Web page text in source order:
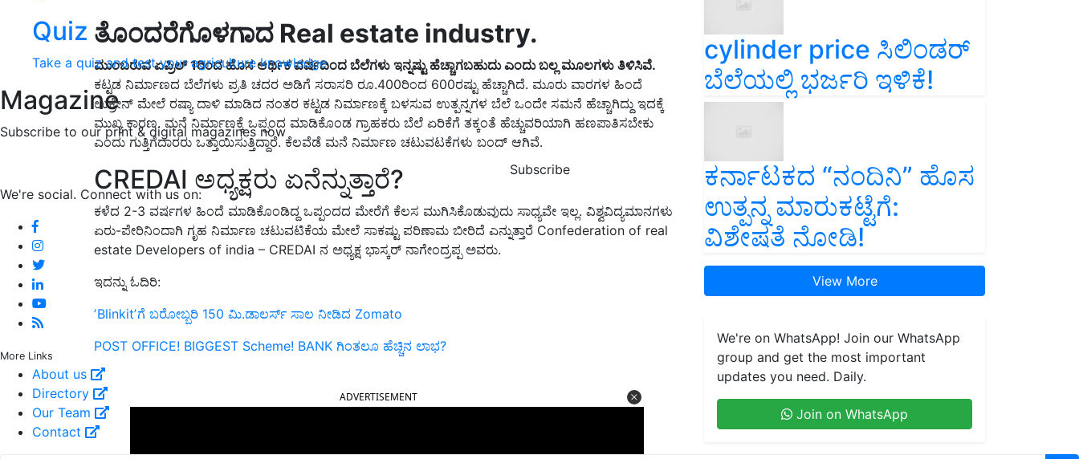
Quiz
Take a quiz and test your agriculture knowledge
Magazine
Subscribe to our print & digital magazines now
Subscribe
We're social. Connect with us on:
More Links
About us
Directory
Our Team
Contact
ತೊಂದರೆಗೊಳಗಾದ Real estate industry.
ಮುಂಬರುವಏಪ್ರಿಲ್1ರಿಂದ ಹೊಸ ಆರ್ಥಿಕ ವರ್ಷದಿಂದ ಬೆಲೆಗಳು ಇನ್ನಷ್ಟು ಹೆಚ್ಚಾಗಬಹುದು ಎಂದುಬಲ್ಲ ಮೂಲಗಳು ತಿಳಿಸಿವೆ.
ಕಟ್ಟಡ ನಿರ್ಮಾಣದ ಬೆಲೆಗಳು ಪ್ರತಿ ಚದರ ಅಡಿಗೆ ಸರಾಸರಿ ರೂ.400ರಿಂದ 600ರಷ್ಟು ಹೆಚ್ಚಾಗಿದೆ. ಮೂರು ವಾರಗಳ ಹಿಂದೆ
ಉಕ್ರೇನ್ ಮೇಲೆ ರಷ್ಯಾ ದಾಳಿ ಮಾಡಿದ ನಂತರ ಕಟ್ಟಡ ನಿರ್ಮಾಣಕ್ಕೆ ಬಳಸುವ ಉತ್ಪನ್ನಗಳ ಬೆಲೆ ಒಂದೇ ಸಮನೆ ಹೆಚ್ಚಾಗಿದ್ದು ಇದಕ್ಕೆ
ಮುಖ್ಯ ಕಾರಣ. ಮನೆ ನಿರ್ಮಾಣಕ್ಕೆ ಒಪ್ಪಂದ ಮಾಡಿಕೊಂಡ ಗ್ರಾಹಕರು ಬೆಲೆ ಏರಿಕೆಗೆ ತಕ್ಕಂತೆ ಹೆಚ್ಚುವರಿಯಾಗಿ ಹಣಪಾತಿಸಬೇಕು
ಎಂದು ಗುತ್ತಿಗೆದಾರರು ಒತ್ತಾಯಿಸುತ್ತಿದ್ದಾರೆ. ಕೆಲವೆಡೆ ಮನೆ ನಿರ್ಮಾಣ ಚಟುವಟಕೆಗಳು ಬಂದ್‌ ಆಗಿವೆ.
CREDAI ಅಧ್ಯಕ್ಷರು ಏನೆನ್ನುತ್ತಾರೆ?
ಕಳೆದ 2-3 ವರ್ಷಗಳ ಹಿಂದೆ ಮಾಡಿಕೊಂಡಿದ್ದ ಒಪ್ಪಂದದ ಮೇರೆಗೆ ಕೆಲಸ ಮುಗಿಸಿಕೊಡುವುದು ಸಾಧ್ಯವೇ ಇಲ್ಲ. ವಿಶ್ವವಿದ್ಯಮಾನಗಳು
ಏರು-ಪೇರಿನಿಂದಾಗಿ ಗೃಹ ನಿರ್ಮಾಣ ಚಟುವಟಿಕೆಯ ಮೇಲೆ ಸಾಕಷ್ಟು ಪರಿಣಾಮ ಬೀರಿದೆ ಎನ್ನುತ್ತಾರೆ Confederation of real
estate Developers of india – CREDAI ನ ಅಧ್ಯಕ್ಷ ಭಾಸ್ಕರ್ ನಾಗೇಂದ್ರಪ್ಪಅವರು.
ಇದನ್ನು ಓದಿರಿ:
ʼBlinkitʼಗೆ ಬರೋಬ್ಬರಿ 150 ಮಿ.ಡಾಲರ್ಸ್‌ ಸಾಲ ನೀಡಿದ Zomato
POST OFFICE! BIGGEST Scheme! BANK ಗಿಂತಲೂ ಹೆಚ್ಚಿನ ಲಾಭ?
cylinder price ಸಿಲಿಂಡರ್‌
ಬೆಲೆಯಲ್ಲಿ ಭರ್ಜರಿ ಇಳಿಕೆ!
ಕರ್ನಾಟಕದ “ನಂದಿನಿ” ಹೊಸ
ಉತ್ಪನ್ನ ಮಾರುಕಟ್ಟೆಗೆ:
ವಿಶೇಷತೆ ನೋಡಿ!
View More
We're on WhatsApp! Join our WhatsApp
group and get the most important
updates you need. Daily.
Join on WhatsApp